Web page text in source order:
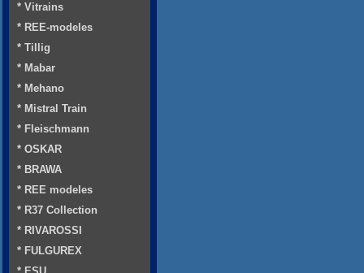
* Vitrains
* REE-modeles
* Tillig
* Mabar
* Mehano
* Mistral Train
* Fleischmann
* OSKAR
* BRAWA
* REE modeles
* R37 Collection
* RIVAROSSI
* FULGUREX